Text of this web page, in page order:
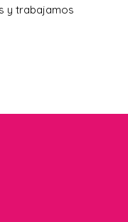
y trabajamos